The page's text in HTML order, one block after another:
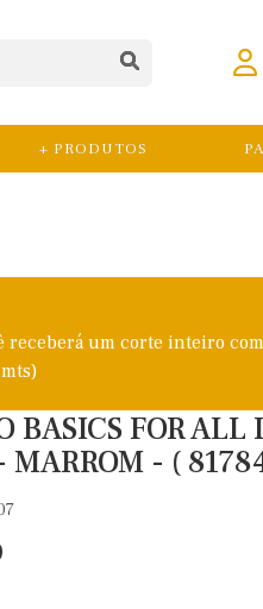
+ PRODUTOS
receberá um corte inteiro
BASICS FOR
MARROM - (